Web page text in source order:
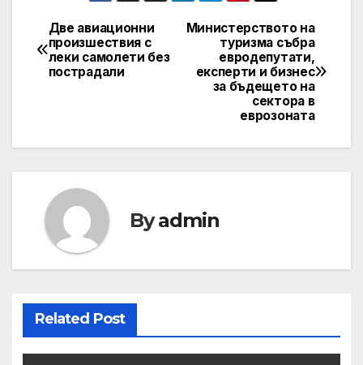
Post
navigation
Министерството на
туризма събра
евродепутати,
експерти и бизнес
за бъдещето на
сектора в
еврозоната
Две авиационни
произшествия с
леки самолети без
пострадали
Byadmin
Related Post